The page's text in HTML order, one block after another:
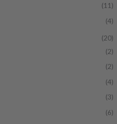
(11)
(4)
(20)
(2)
(2)
(4)
(3)
(6)